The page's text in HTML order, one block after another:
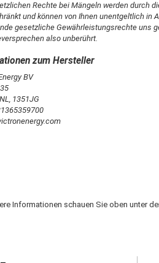
Rechte bei Mängeln werden durch
und können von Ihnen unentgeltlich in
gesetzliche Gewährleistungsrechte uns
also unberührt.
BV
1351JG
Informationen schauen Sie oben unter